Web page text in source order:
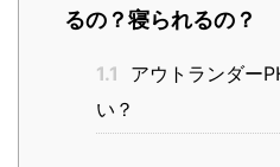
るの？寝られるの？
1.1
アウトランダー
い？